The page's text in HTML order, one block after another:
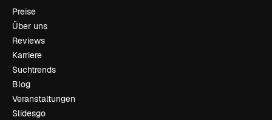
Preise
Über uns
Reviews
Karriere
Suchtrends
Blog
Veranstaltungen
Slidesgo